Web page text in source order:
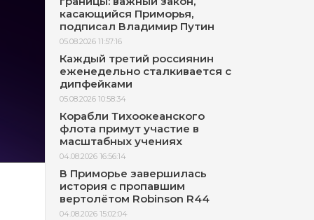
касающийся Приморья,
подписал Владимир Путин
05.08.2026 11:57:16
Каждый третий россиянин
еженедельно сталкивается с
дипфейками
05.08.2026 10:58:34
Корабли Тихоокеанского
флота примут участие в
масштабных учениях
04.08.2026 16:56:14
В Приморье завершилась
история с пропавшим
вертолётом Robinson R44
04.08.2026 15:02:04